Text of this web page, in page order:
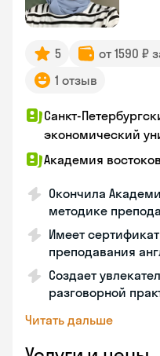
5 от 1590 ₽
1 отзыв
Санкт-
экономический
Академия
Окончила
методике
Имеет
преподавания
Создает
разговорной
Читать дальше